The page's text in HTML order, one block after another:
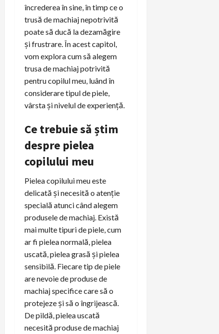
încrederea în sine, în timp ce o
trusă de machiaj nepotrivită
poate să ducă la dezamăgire
și frustrare. În acest capitol,
vom explora cum să alegem
trusa de machiaj potrivită
pentru copilul meu, luând în
considerare tipul de piele,
vârsta și nivelul de experiență.
Ce trebuie să știm
despre pielea
copilului meu
Pielea copilului meu este
delicată și necesită o atenție
specială atunci când alegem
produsele de machiaj. Există
mai multe tipuri de piele, cum
ar fi pielea normală, pielea
uscată, pielea grasă și pielea
sensibilă. Fiecare tip de piele
are nevoie de produse de
machiaj specifice care să o
protejeze și să o îngrijească.
De pildă, pielea uscată
necesită produse de machiaj